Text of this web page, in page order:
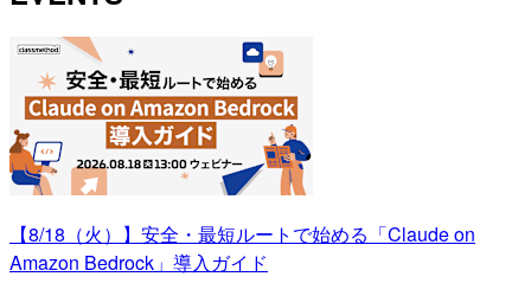
【8/18（火）】安全・最短ルートで始める「Claude on
Amazon Bedrock」導入ガイド